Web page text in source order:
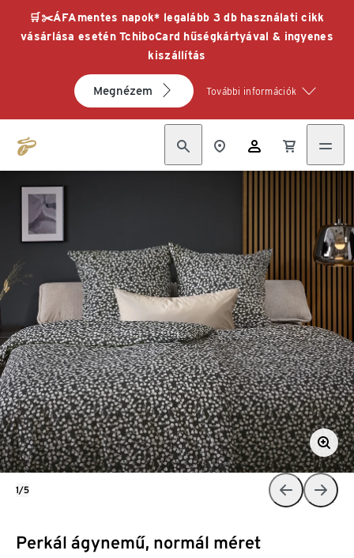
🛒✂️ÁFAmentes napok* legalább 3 db használati cikk
vásárlása esetén TchiboCard hűségkártyával & ingyenes
kiszállítás
Megnézem További információk
Perkál ágynemű, normál méret
1/5